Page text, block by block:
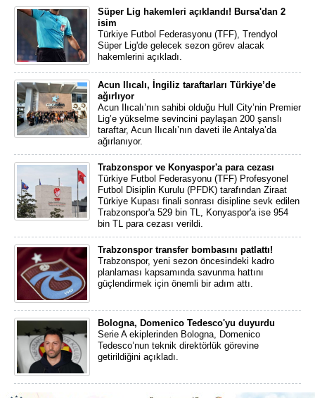
Süper Lig hakemleri açıklandı! Bursa'dan 2
isim
Türkiye Futbol Federasyonu (TFF), Trendyol
Süper Lig'de gelecek sezon görev alacak
hakemlerini açıkladı.
Acun Ilıcalı, İngiliz taraftarları Türkiye’de
ağırlıyor
Acun Ilıcalı’nın sahibi olduğu Hull City’nin Premier
Lig’e yükselme sevincini paylaşan 200 şanslı
taraftar, Acun Ilıcalı’nın daveti ile Antalya’da
ağırlanıyor.
Trabzonspor ve Konyaspor'a para cezası
Türkiye Futbol Federasyonu (TFF) Profesyonel
Futbol Disiplin Kurulu (PFDK) tarafından Ziraat
Türkiye Kupası finali sonrası disipline sevk edilen
Trabzonspor'a 529 bin TL, Konyaspor'a ise 954
bin TL para cezası verildi.
Trabzonspor transfer bombasını patlattı!
Trabzonspor, yeni sezon öncesindeki kadro
planlaması kapsamında savunma hattını
güçlendirmek için önemli bir adım attı.
Bologna, Domenico Tedesco'yu duyurdu
Serie A ekiplerinden Bologna, Domenico
Tedesco’nun teknik direktörlük görevine
getirildiğini açıkladı.